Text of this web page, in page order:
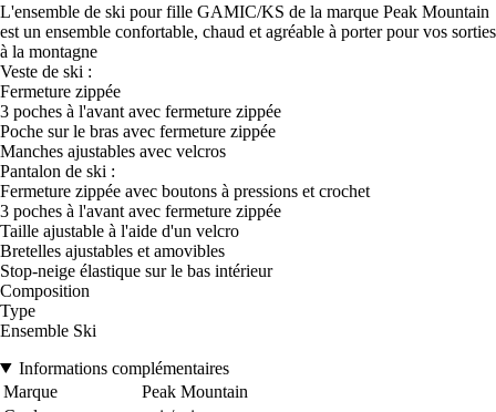
L'ensemble de ski pour fille GAMIC/KS de la marque Peak Mountain
est un ensemble confortable, chaud et agréable à porter pour vos sorties
à la montagne
Veste de ski :
Fermeture zippée
3 poches à l'avant avec fermeture zippée
Poche sur le bras avec fermeture zippée
Manches ajustables avec velcros
Pantalon de ski :
Fermeture zippée avec boutons à pressions et crochet
3 poches à l'avant avec fermeture zippée
Taille ajustable à l'aide d'un velcro
Bretelles ajustables et amovibles
Stop-neige élastique sur le bas intérieur
Composition
Type
Ensemble Ski
Informations complémentaires
Marque
Peak Mountain